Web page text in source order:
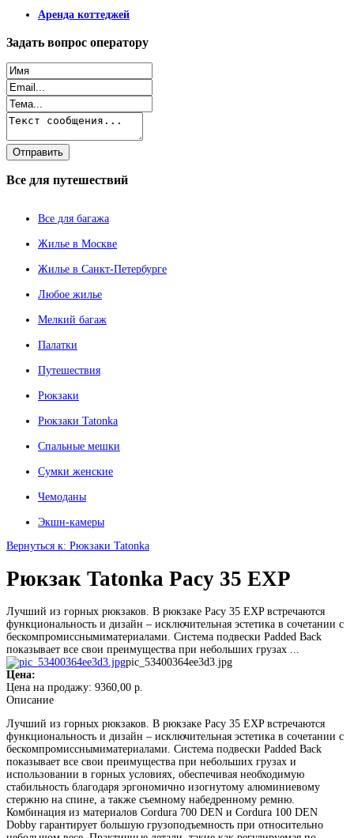
Аренда коттеджей
Задать вопрос оператору
Все для путешествий
Все для багажа
Жилье в Москве
Жилье в Санкт-Петербурге
Любое жилье
Мелкий багаж
Палатки
Путешествия
Рюкзаки
Рюкзаки Tatonka
Спальные мешки
Сумки женские
Чемоданы
Экшн-камеры
Вернуться к: Рюкзаки Tatonka
Рюкзак Tatonka Pacy 35 EXP
Лучший из горных рюкзаков. В рюкзаке Pacy 35 EXP встречаются
функциональность и дизайн – исключительная эстетика в сочетании с
бескомпромисснымиматериалами. Система подвески Padded Back
показывает все свои преимущества при небольших грузах ...
pic_53400364ee3d3.jpg
Цена:
Цена на продажу: 9360,00 р.
Описание
Лучший из горных рюкзаков. В рюкзаке Pacy 35 EXP встречаются
функциональность и дизайн – исключительная эстетика в сочетании с
бескомпромисснымиматериалами. Система подвески Padded Back
показывает все свои преимущества при небольших грузах и
использовании в горных условиях, обеспечивая необходимую
стабильность благодаря эргономично изогнутому алюминиевому
стержню на спине, а также съемному набедренному ремню.
Комбинация из материалов Cordura 700 DEN и Cordura 100 DEN
Dobby гарантирует большую грузоподъемность при относительно